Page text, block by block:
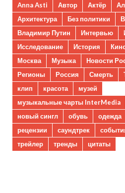
Anna Asti
Автор Актёр
Архитектура
Без политики
Владимир Путин
Интервью
Исследование
История
Москва
Музыка Новости
Регионы
Россия Смерть
клип
красота
музей
музыкальные чарты InterMedia
новый сингл
обувь одежда
рецензии
саундтрек
трейлер
тренды цитаты